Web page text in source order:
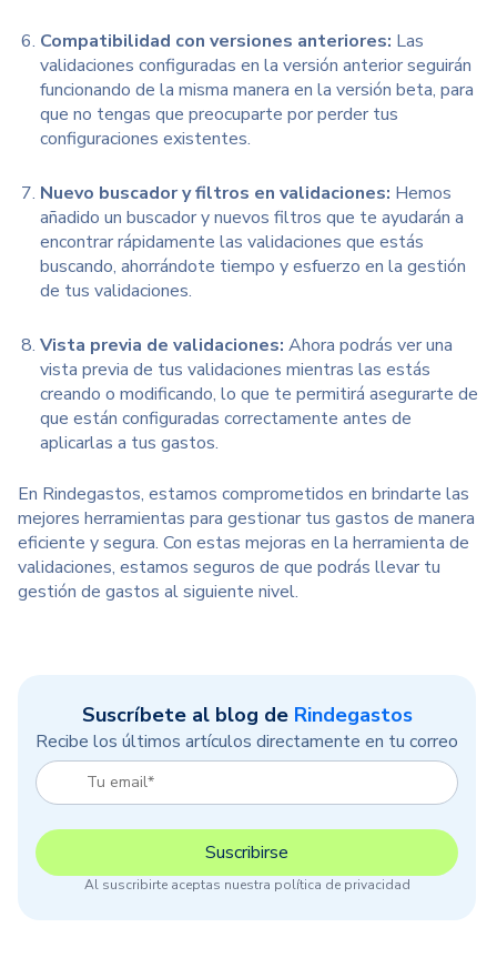
Suscríbete al blog de Rindegastos
Recibe los últimos artículos directamente en tu correo
Al suscribirte aceptas nuestra política de privacidad
Compatibilidad con versiones anteriores: Las
validaciones configuradas en la versión anterior seguirán
funcionando de la misma manera en la versión beta, para
que no tengas que preocuparte por perder tus
configuraciones existentes.
Nuevo buscador y filtros en validaciones: Hemos
añadido un buscador y nuevos filtros que te ayudarán a
encontrar rápidamente las validaciones que estás
buscando, ahorrándote tiempo y esfuerzo en la gestión
de tus validaciones.
Vista previa de validaciones: Ahora podrás ver una
vista previa de tus validaciones mientras las estás
creando o modificando, lo que te permitirá asegurarte de
que están configuradas correctamente antes de
aplicarlas a tus gastos.
En Rindegastos, estamos comprometidos en brindarte las
mejores herramientas para gestionar tus gastos de manera
eficiente y segura. Con estas mejoras en la herramienta de
validaciones, estamos seguros de que podrás llevar tu
gestión de gastos al siguiente nivel.